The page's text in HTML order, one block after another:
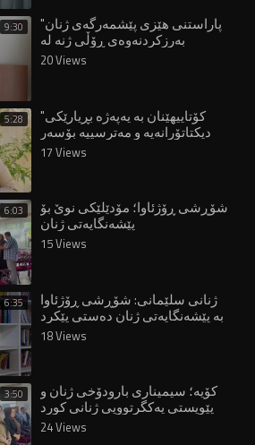
9:30 "پاراستنی هێزی پێشمەرگەی ژنان
بەرزکردنەوەی ڕۆڵی ژنە لە
دامەزراوە ئەمنییەکاندا" 20 Views
5:28 "کۆتاییهێنان بە یەپەژە بڕیارێکی
دیکتاتۆرانەیە و مەترسییە بۆسەر
17 Views
6:03 شۆڕشی ڕۆژئاوا؛ مۆدێلێکی نوێ بۆ
پێشەنگایەتی ژنان
15 Views
6:35 ژنانی سلێمانی: شۆڕشی ڕۆژئاوا
بە پێشەنگایەتی ژنان دەستی پێکرد
18 Views
3:50 کۆیە؛ سیمیناری بارودۆخی ژنان و
پێویستی یەكگرتوویی ژنانی كورد
بەڕێوەچوو
24 Views